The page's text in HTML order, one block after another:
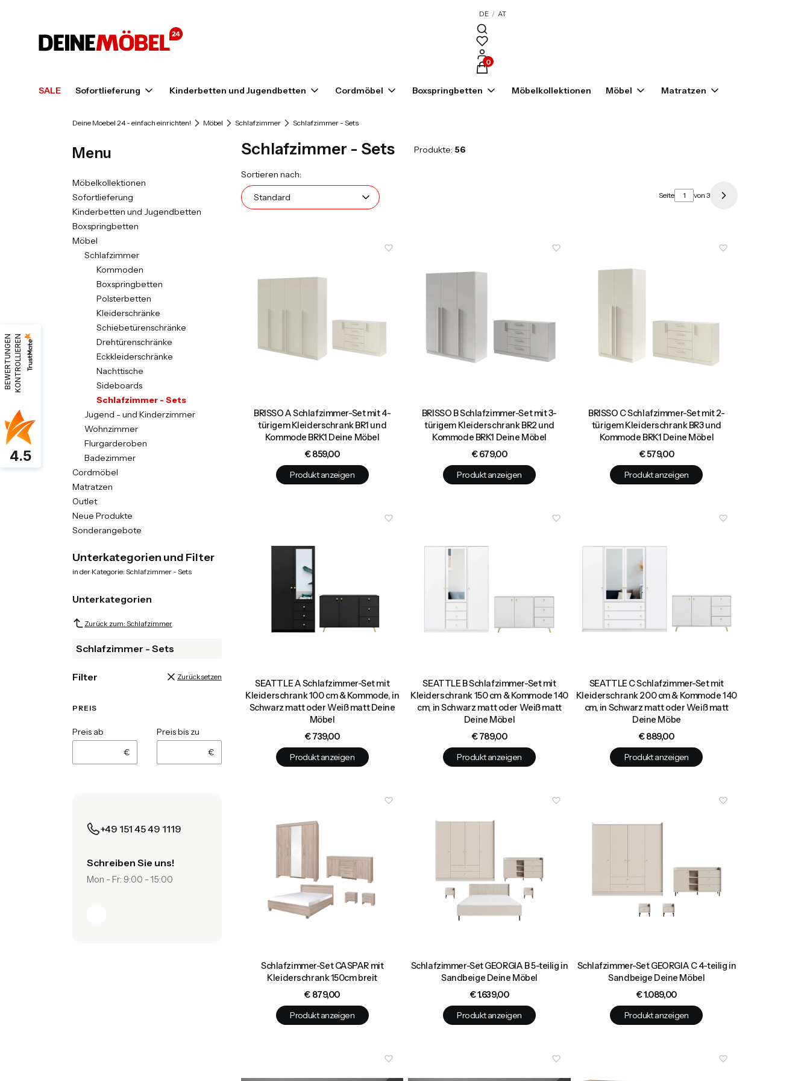
DE / AT
Produkte im Warenkorb: 0. Details anzeigen
SALE Sofortlieferung Kinderbetten und Jugendbetten Cordmöbel Boxspringbetten Möbelkollektionen Möbel Matratzen
Deine Moebel 24 - einfach einrichten! Möbel Schlafzimmer Schlafzimmer - Sets
Menu
Möbelkollektionen
Sofortlieferung
Kinderbetten und Jugendbetten
Boxspringbetten
Möbel
Schlafzimmer
Kommoden
Boxspringbetten
Polsterbetten
Kleiderschränke
Schiebetürenschränke
Drehtürenschränke
Eckkleiderschränke
Nachttische
Sideboards
Schlafzimmer - Sets
Jugend - und Kinderzimmer
Wohnzimmer
Flurgarderoben
Badezimmer
Cordmöbel
Matratzen
Outlet
Neue Produkte
Sonderangebote
Unterkategorien und Filter
in der Kategorie: Schlafzimmer - Sets
Unterkategorien
Zurück zum: Schlafzimmer
Schlafzimmer - Sets
Filter Zurücksetzen
PREIS
Preis ab
€
Preis bis zu
€
+49 151 45 49 1119
Schreiben Sie uns!
Mon - Fr: 9:00 - 15:00
Schlafzimmer - Sets Produkte: 56
Produktliste
Sortieren nach:
Standard Seite von 3 Nächste Produkte
BRISSO A Schlafzimmer-Set mit 4-
türigem Kleiderschrank BR1 und
Kommode BRK1 Deine Möbel
Preis
€ 859,00
Produkt anzeigen
BRISSO B Schlafzimmer-Set mit 3-
türigem Kleiderschrank BR2 und
Kommode BRK1 Deine Möbel
Preis
€ 679,00
Produkt anzeigen
BRISSO C Schlafzimmer-Set mit 2-
türigem Kleiderschrank BR3 und
Kommode BRK1 Deine Möbel
Preis
€ 579,00
Produkt anzeigen
SEATTLE A Schlafzimmer-Set mit
Kleiderschrank 100 cm & Kommode, in
Schwarz matt oder Weiß matt Deine
Möbel
Preis
€ 739,00
Produkt anzeigen
SEATTLE B Schlafzimmer-Set mit
Kleiderschrank 150 cm & Kommode 140
cm, in Schwarz matt oder Weiß matt
Deine Möbel
Preis
€ 789,00
Produkt anzeigen
SEATTLE C Schlafzimmer-Set mit
Kleiderschrank 200 cm & Kommode 140
cm, in Schwarz matt oder Weiß matt
Deine Möbe
Preis
€ 889,00
Produkt anzeigen
Schlafzimmer-Set CASPAR mit
Kleiderschrank 150cm breit
Preis
€ 879,00
Produkt anzeigen
Schlafzimmer-Set GEORGIA B 5-teilig in
Sandbeige Deine Möbel
Preis
€ 1.639,00
Produkt anzeigen
Schlafzimmer-Set GEORGIA C 4-teilig in
Sandbeige Deine Möbel
Preis
€ 1.089,00
Produkt anzeigen
B
E
W
E
R
T
U
N
G
E
N
K
O
N
T
R
O
L
L
I
E
R
EN
4.5